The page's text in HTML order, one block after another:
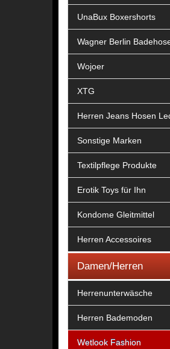
UnaBux Boxershorts
Wagner Berlin
Wojoer
XTG
Herren Jeans Hosen
Sonstige Marken
Textilpflege Produkte
Erotik Toys für Ihn
Kondome Gleitmittel
Herren Accessoires
Damen/Herren
Herrenunterwäsche
Herren Bademoden
Wetlook Fashion